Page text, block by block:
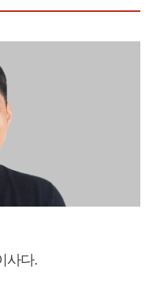
사다.